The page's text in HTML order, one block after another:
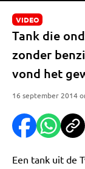
VIDEO
Tank die
zonder
vond het
16 september 2014
Een tank uit de